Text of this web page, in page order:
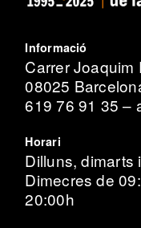
Informació
Carrer Joaquim
08025
619 76 91 35 –
Horari
Dilluns, dimarts
Dimecres de
20:00h